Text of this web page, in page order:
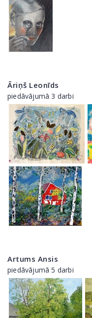
Āriņš Leonīds
piedāvājumā 3 darbi
Artums Ansis
piedāvājumā 5 darbi